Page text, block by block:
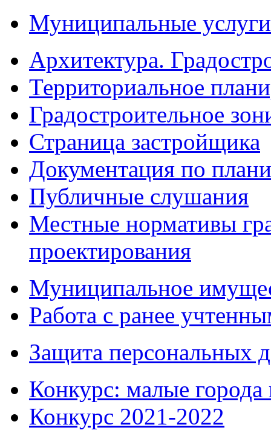
Муниципальные услуги
Архитектура.
Территориальное
Градостроительное
Страница застройщика
Документация по
Публичные слушания
Местные нормативы
проектирования
Муниципальное
Работа с ранее
Защита персональных
Конкурс: малые города
Конкурс 2021-2022